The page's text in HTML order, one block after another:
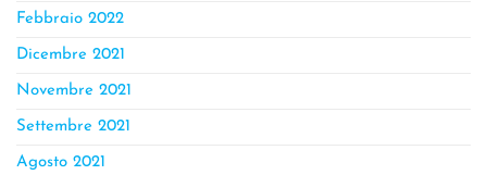
Febbraio 2022
Dicembre 2021
Novembre 2021
Settembre 2021
Agosto 2021